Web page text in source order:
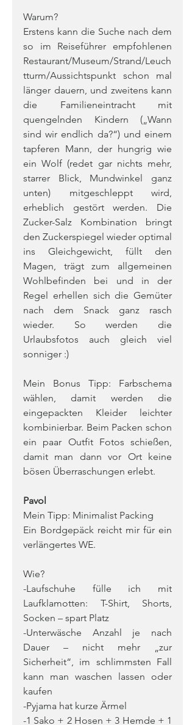
Warum?
Erstens kann die Suche nach dem
so im Reiseführer empfohlenen
Restaurant/Museum/Strand/Leuch
tturm/Aussichtspunkt schon mal
länger dauern, und zweitens kann
die Familieneintracht mit
quengelnden Kindern („Wann
sind wir endlich da?“) und einem
tapferen Mann, der hungrig wie
ein Wolf (redet gar nichts mehr,
starrer Blick, Mundwinkel ganz
unten) mitgeschleppt wird,
erheblich gestört werden. Die
Zucker-Salz Kombination bringt
den Zuckerspiegel wieder optimal
ins Gleichgewicht, füllt den
Magen, trägt zum allgemeinen
Wohlbefinden bei und in der
Regel erhellen sich die Gemüter
nach dem Snack ganz rasch
wieder. So werden die
Urlaubsfotos auch gleich viel
sonniger :)
Mein Bonus Tipp: Farbschema
wählen, damit werden die
eingepackten Kleider leichter
kombinierbar. Beim Packen schon
ein paar Outfit Fotos schießen,
damit man dann vor Ort keine
bösen Überraschungen erlebt.
Pavol
Mein Tipp: Minimalist Packing
Ein Bordgepäck reicht mir für ein
verlängertes WE.
Wie?
-Laufschuhe fülle ich mit
Laufklamotten: T-Shirt, Shorts,
Socken – spart Platz
-Unterwäsche Anzahl je nach
Dauer – nicht mehr „zur
Sicherheit“, im schlimmsten Fall
kann man waschen lassen oder
kaufen
-Pyjama hat kurze Ärmel
-1 Sako + 2 Hosen + 3 Hemde + 1